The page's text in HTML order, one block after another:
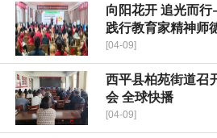
向阳花开 追光而
践行教育家精神师
[04-09]
西平县柏苑街道召
会 全球快播
[04-09]